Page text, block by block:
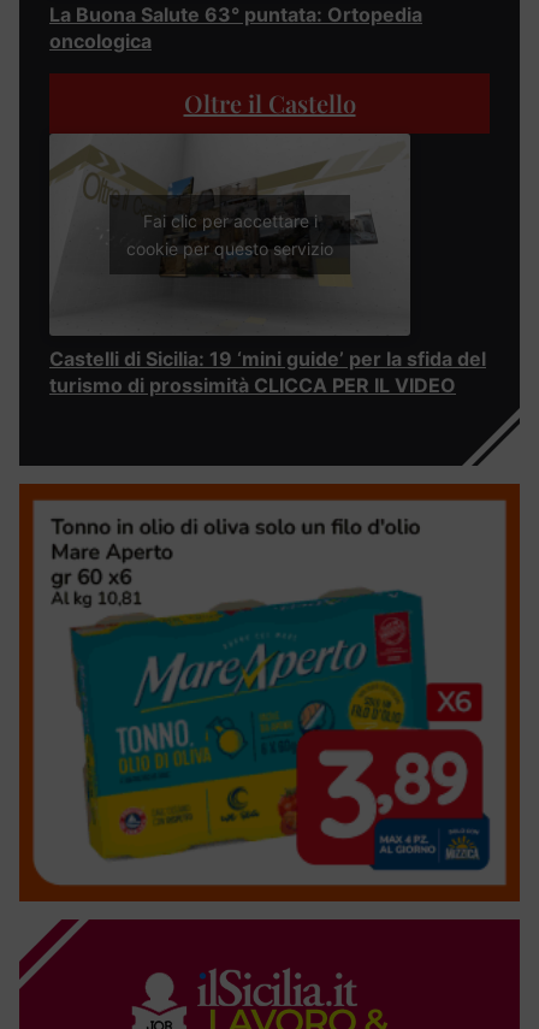
La Buona Salute 63° puntata: Ortopedia
oncologica
Oltre il Castello
Fai clic per accettare i
cookie per questo servizio
Castelli di Sicilia: 19 ‘mini guide’ per la sfida del
turismo di prossimità CLICCA PER IL VIDEO